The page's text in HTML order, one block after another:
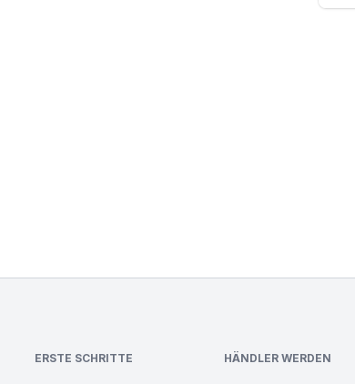
ERSTE SCHRITTE HÄNDLER WERDEN